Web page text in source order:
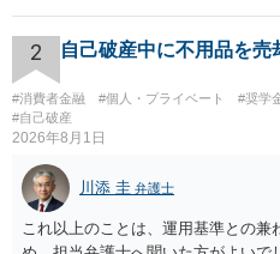
2 自己破産中に不用品を売
#消費者金融 #個人・プライベート #奨学
#自己破産
2026年8月1日
川添 圭 弁護士
これ以上のことは、運用基準との